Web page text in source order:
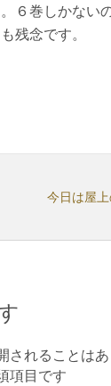
６巻しかない
残念です。
今日は屋
れることはあ
項目です